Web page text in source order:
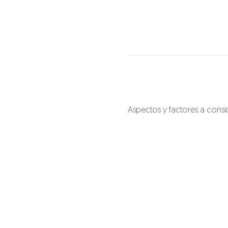
Aspectos y factores a